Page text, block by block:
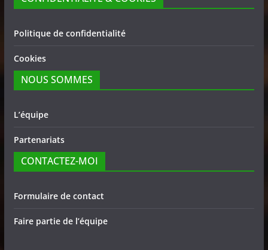
Politique de confidentialité
Cookies
NOUS SOMMES
L’équipe
Partenariats
CONTACTEZ-MOI
Formulaire de contact
Faire partie de l’équipe